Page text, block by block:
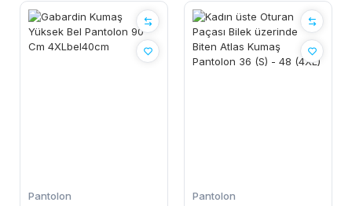
Pantolon Pantolon